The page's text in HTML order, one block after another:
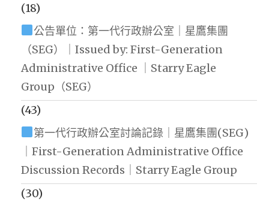
(18)
公告單位：第一代行政辦公室｜星鷹集團
（SEG）｜Issued by: First-Generation
Administrative Office ｜Starry Eagle
Group（SEG）
(43)
第一代行政辦公室討論記錄｜星鷹集團(SEG)
｜First-Generation Administrative Office
Discussion Records｜Starry Eagle Group
(30)